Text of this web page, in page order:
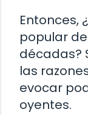
Entonces,
popular
décadas?
las
evocar
oyentes.